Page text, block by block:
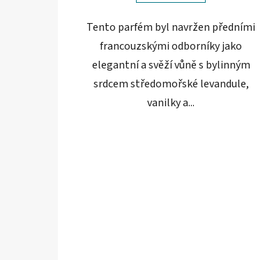
Tento parfém byl navržen předními
francouzskými odborníky jako
elegantní a svěží vůně s bylinným
srdcem středomořské levandule,
vanilky a...